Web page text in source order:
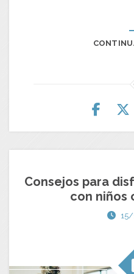
Consejos para
con niños